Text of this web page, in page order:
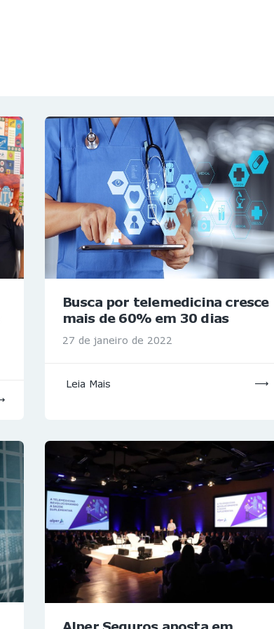
HOME
Busca por telemedicina cresce
mais de 60% em 30 dias
27 de janeiro de 2022
Leia Mais